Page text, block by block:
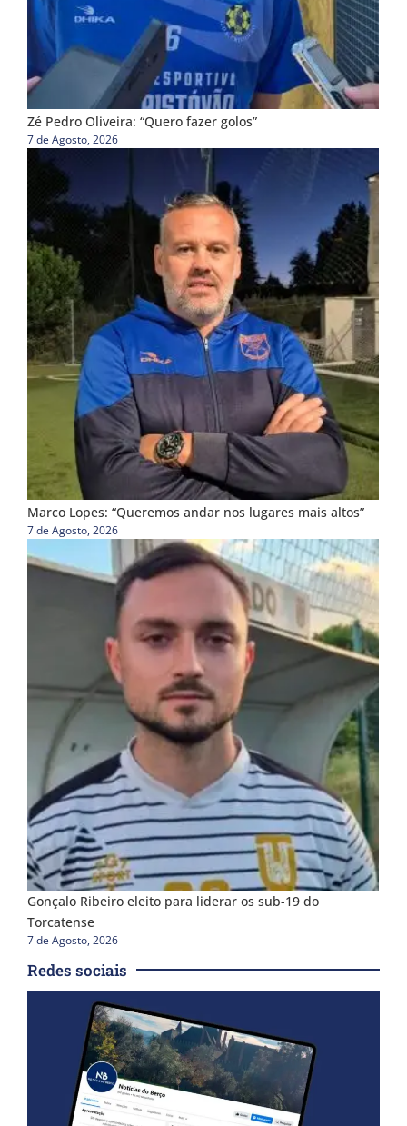
Zé Pedro Oliveira: “Quero fazer golos”
7 de Agosto, 2026
Marco Lopes: “Queremos andar nos lugares mais altos”
7 de Agosto, 2026
Gonçalo Ribeiro eleito para liderar os sub-19 do
Torcatense
7 de Agosto, 2026
Redes sociais